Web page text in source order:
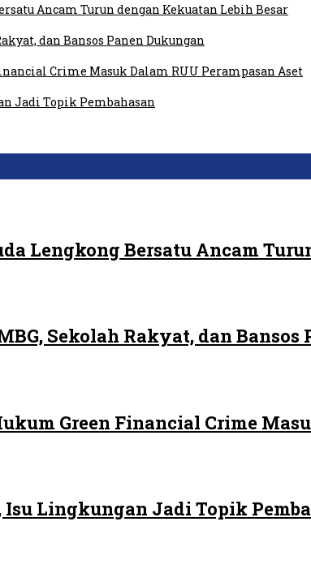
Ancam Turun dengan Kekuatan Lebih Besar
dan Bansos Panen Dukungan
Crime Masuk Dalam RUU Perampasan Aset
Jadi Topik Pembahasan
Lengkong Bersatu Ancam
Sekolah Rakyat, dan Bansos
Green Financial Crime
Isu Lingkungan Jadi Topik